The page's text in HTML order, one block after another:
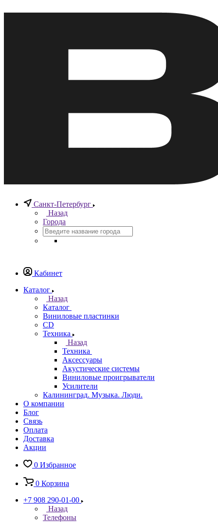
Санкт-Петербург
Назад
Города
Кабинет
Каталог
Назад
Каталог
Виниловые пластинки
CD
Техника
Назад
Техника
Аксессуары
Акустические системы
Виниловые проигрыватели
Усилители
Калининград. Музыка. Люди.
О компании
Блог
Связь
Оплата
Доставка
Акции
0 Избранное
0 Корзина
+7 908 290-01-00
Назад
Телефоны